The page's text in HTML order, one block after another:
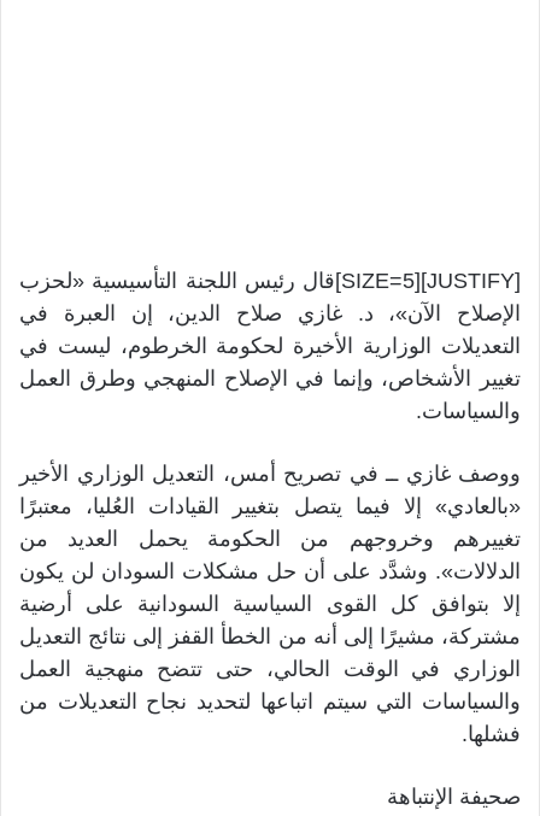
[JUSTIFY][SIZE=5]قال رئيس اللجنة التأسيسية «لحزب
الإصلاح الآن»، د. غازي صلاح الدين، إن العبرة في
التعديلات الوزارية الأخيرة لحكومة الخرطوم، ليست في
تغيير الأشخاص، وإنما في الإصلاح المنهجي وطرق العمل
والسياسات.
ووصف غازي ــ في تصريح أمس، التعديل الوزاري الأخير
«بالعادي» إلا فيما يتصل بتغيير القيادات العُليا، معتبرًا
تغييرهم وخروجهم من الحكومة يحمل العديد من
الدلالات». وشدَّد على أن حل مشكلات السودان لن يكون
إلا بتوافق كل القوى السياسية السودانية على أرضية
مشتركة، مشيرًا إلى أنه من الخطأ القفز إلى نتائج التعديل
الوزاري في الوقت الحالي، حتى تتضح منهجية العمل
والسياسات التي سيتم اتباعها لتحديد نجاح التعديلات من
فشلها.
صحيفة الإنتباهة